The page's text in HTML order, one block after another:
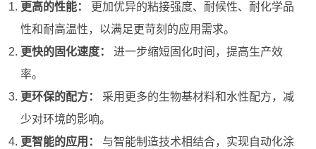
更高的性能：
更加优异的粘接强度、耐候性、耐化学品
性和耐高温性，以满足更苛刻的应用需求。
更快的固化速度：
进一步缩短固化时间，提高生产效
率。
更环保的配方：
采用更多的生物基材料和水性配方，减
少对环境的影响。
更智能的应用：
与智能制造技术相结合，实现自动化涂